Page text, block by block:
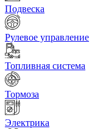
Подвеска
Рулевое управление
Топливная система
Тормоза
Электрика